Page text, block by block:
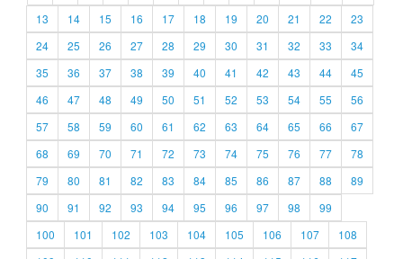
13
14 15 16 17 18 19 20 21 22
23
24
25 26 27 28 29 30 31 32 33
34
35
36 37 38 39 40 41 42 43 44
45
46
47 48 49 50 51 52 53 54 55
56
57
58 59 60 61 62 63 64 65 66
67
68
69 70 71 72 73 74 75 76 77
78
79
80 81 82 83 84 85 86 87 88
89
90
91 92 93 94 95 96 97 98
99
100
101 102 103 104 105 106 107
108